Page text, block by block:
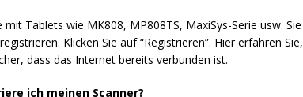
mit Tablets wie MK808, MP808TS, MaxiSys-Serie usw.
Klicken Sie auf “Registrieren”. Hier erfahren
dass das Internet bereits verbunden ist.
ich meinen Scanner?